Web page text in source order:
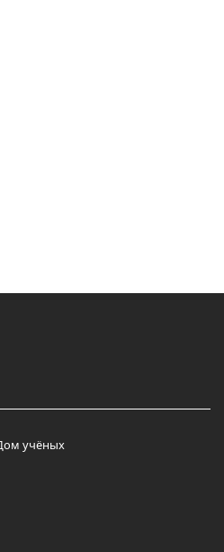
учёных